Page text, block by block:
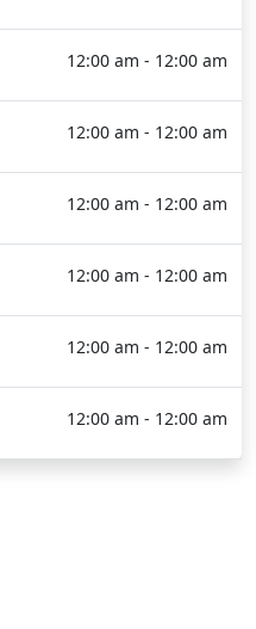
12:00 am - 12:00 am
12:00 am - 12:00 am
12:00 am - 12:00 am
12:00 am - 12:00 am
12:00 am - 12:00 am
12:00 am - 12:00 am